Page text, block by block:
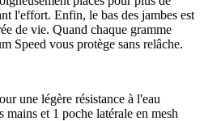
l'effort. Enfin, le bas des jambes est
de vie. Quand chaque gramme
Speed vous protège sans relâche.
une légère résistance à l'eau
mains et 1 poche latérale en mesh